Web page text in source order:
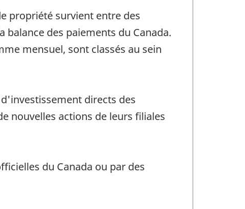
propriété survient entre des
des paiements du Canada.
mensuel, sont classés au sein
directs des
nouvelles actions de leurs filiales
du Canada ou par des